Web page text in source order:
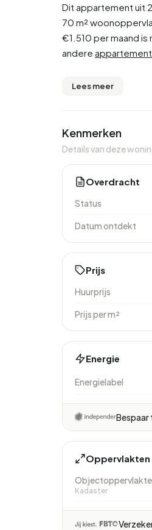
Dit appartement uit
70 m²
€1.510 per maand
andere
Lees meer
Kenmerken
Details van deze
Overdracht
Status
Datum ontdekt
Prijs
Huurprijs
Prijs per m²
Energie
Energielabel
Oppervlakten
Objectoppervlakte
Kadaster